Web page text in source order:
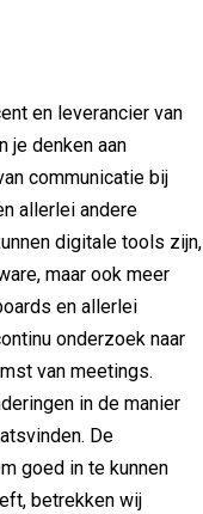
en leverancier van
je denken aan
communicatie bij
allerlei andere
digitale tools zijn,
maar ook meer
en allerlei
onderzoek naar
van meetings.
in de manier
De
goed in te kunnen
betrekken wij